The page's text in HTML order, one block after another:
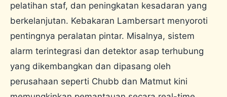
pelatihan staf, dan peningkatan kesadaran yang
berkelanjutan. Kebakaran Lambersart menyoroti
pentingnya peralatan pintar. Misalnya, sistem
alarm terintegrasi dan detektor asap terhubung
yang dikembangkan dan dipasang oleh
perusahaan seperti Chubb dan Matmut kini